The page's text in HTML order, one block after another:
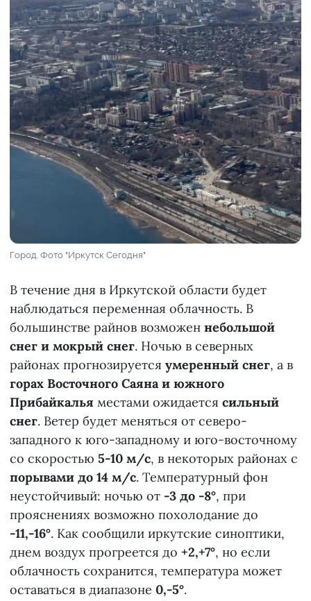
Город. Фото "Иркутск Сегодня"
В течение дня в Иркутской области будет
наблюдаться переменная облачность. В
большинстве райнов возможен небольшой
снег и мокрый снег. Ночью в северных
районах прогнозируется умеренный снег, а в
горах Восточного Саяна и южного
Прибайкалья местами ожидается сильный
снег. Ветер будет меняться от северо-
западного к юго-западному и юго-восточному
со скоростью 5-10 м/с, в некоторых районах с
порывами до 14 м/с. Температурный фон
неустойчивый: ночью от -3 до -8°, при
прояснениях возможно похолодание до
-11,-16°. Как сообщили иркутские синоптики,
днем воздух прогреется до +2,+7°, но если
облачность сохранится, температура может
оставаться в диапазоне 0,-5°.